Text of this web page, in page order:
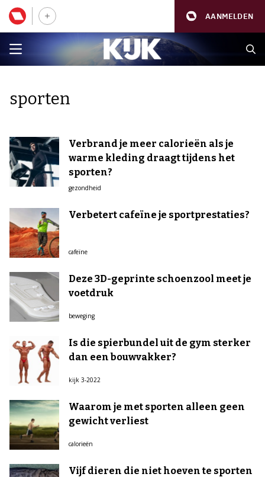
AANMELDEN
sporten
Verbrand je meer calorieën als je
warme kleding draagt tijdens het
sporten?
gezondheid
Verbetert cafeïne je sportprestaties?
cafeïne
Deze 3D-geprinte schoenzool meet je
voetdruk
beweging
Is die spierbundel uit de gym sterker
dan een bouwvakker?
kijk 3-2022
Waarom je met sporten alleen geen
gewicht verliest
calorieën
Vijf dieren die niet hoeven te sporten